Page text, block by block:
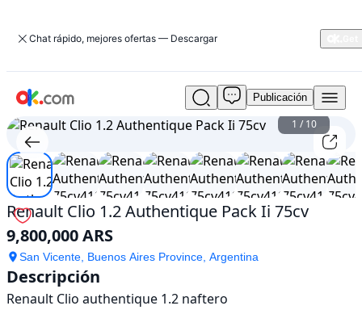
Chat rápido, mejores ofertas — Descargar
Usado
Renault
Clio
1.2
Authentique
Pack
Ii
75cv
En
venta
9,800,000
ARS
Publicación
1 /10
Renault Clio 1.2 Authentique Pack Ii 75cv
9,800,000 ARS
San Vicente, Buenos Aires Province, Argentina
Descripción
Renault Clio authentique 1.2 naftero